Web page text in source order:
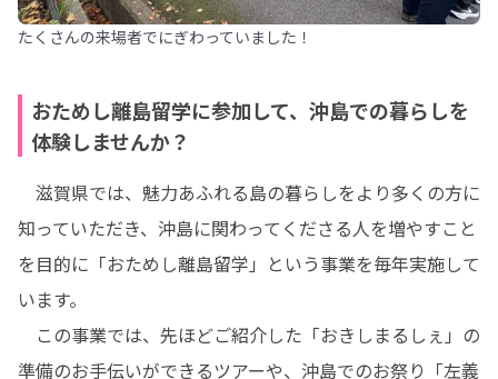
たくさんの来場者でにぎわっていました！
おためし離島留学に参加して、沖島での暮らしを
体験しませんか？
滋賀県では、魅力あふれる島の暮らしをより多くの方に
知っていただき、沖島に関わってくださる人を増やすこと
を目的に「おためし離島留学」という事業を毎年実施して
います。
この事業では、先ほどご紹介した「おきしまるしぇ」の
準備のお手伝いができるツアーや、沖島でのお祭り「左義